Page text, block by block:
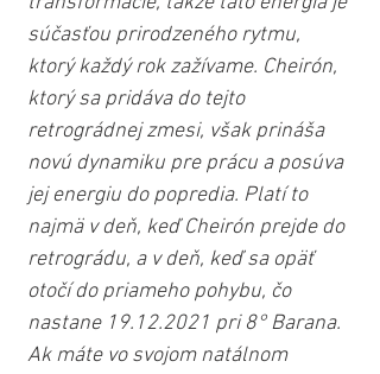
súčasťou prirodzeného rytmu,
ktorý každý rok zažívame. Cheirón,
ktorý sa pridáva do tejto
retrográdnej zmesi, však prináša
novú dynamiku pre prácu a posúva
jej energiu do popredia. Platí to
najmä v deň, keď Cheirón prejde do
retrográdu, a v deň, keď sa opäť
otočí do priameho pohybu, čo
nastane 19.12.2021 pri 8° Barana.
Ak máte vo svojom natálnom